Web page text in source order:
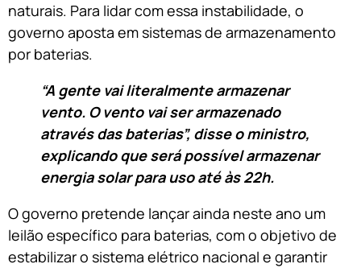
naturais. Para lidar com essa instabilidade, o
governo aposta em sistemas de armazenamento
por baterias.
“A gente vai literalmente armazenar
vento. O vento vai ser armazenado
através das baterias”, disse o ministro,
explicando que será possível armazenar
energia solar para uso até às 22h.
O governo pretende lançar ainda neste ano um
leilão específico para baterias, com o objetivo de
estabilizar o sistema elétrico nacional e garantir